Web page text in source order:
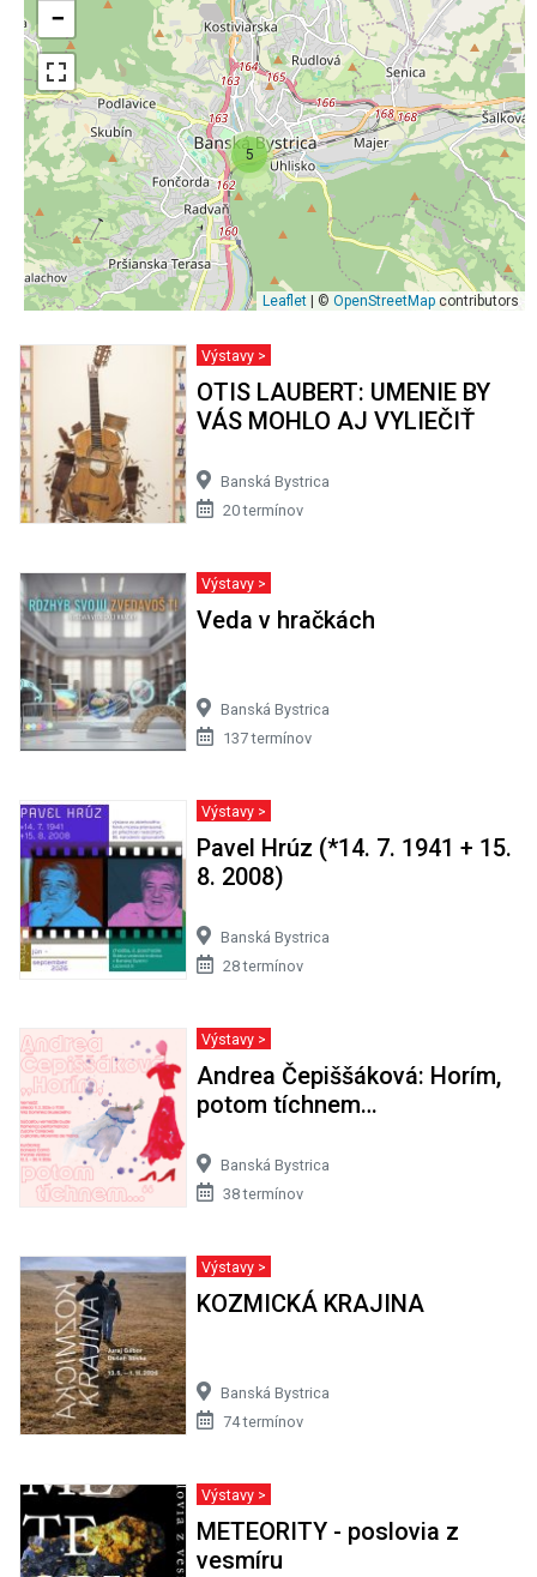
5
−
Leaflet | © OpenStreetMap contributors
Výstavy >
OTIS LAUBERT: UMENIE BY
VÁS MOHLO AJ VYLIEČIŤ
Banská Bystrica
20 termínov
Výstavy >
Veda v hračkách
Banská Bystrica
137 termínov
Výstavy >
Pavel Hrúz (*14. 7. 1941 + 15.
8. 2008)
Banská Bystrica
28 termínov
Výstavy >
Andrea Čepiššáková: Horím,
potom tíchnem…
Banská Bystrica
38 termínov
Výstavy >
KOZMICKÁ KRAJINA
Banská Bystrica
74 termínov
Výstavy >
METEORITY - poslovia z
vesmíru